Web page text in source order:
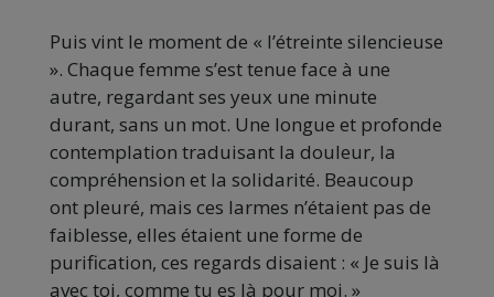
Puis vint le moment de « l’étreinte silencieuse
». Chaque femme s’est tenue face à une
autre, regardant ses yeux une minute
durant, sans un mot. Une longue et profonde
contemplation traduisant la douleur, la
compréhension et la solidarité. Beaucoup
ont pleuré, mais ces larmes n’étaient pas de
faiblesse, elles étaient une forme de
purification, ces regards disaient : « Je suis là
avec toi, comme tu es là pour moi. »